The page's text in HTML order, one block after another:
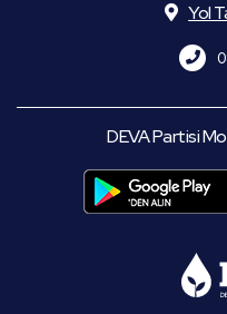
Yol
DEVA Partisi